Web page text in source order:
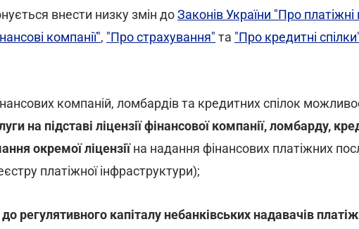
внести низку змін доЗаконів України "Про платіжні
компанії", "Про страхування" та "Про кредитні
компаній, ломбардів та кредитних спілок
на підставі ліцензії фінансової компанії, ломбарду,
окремої ліцензіїна надання фінансових платіжних
платіжної інфраструктури);
регулятивного капіталу небанківських надавачів